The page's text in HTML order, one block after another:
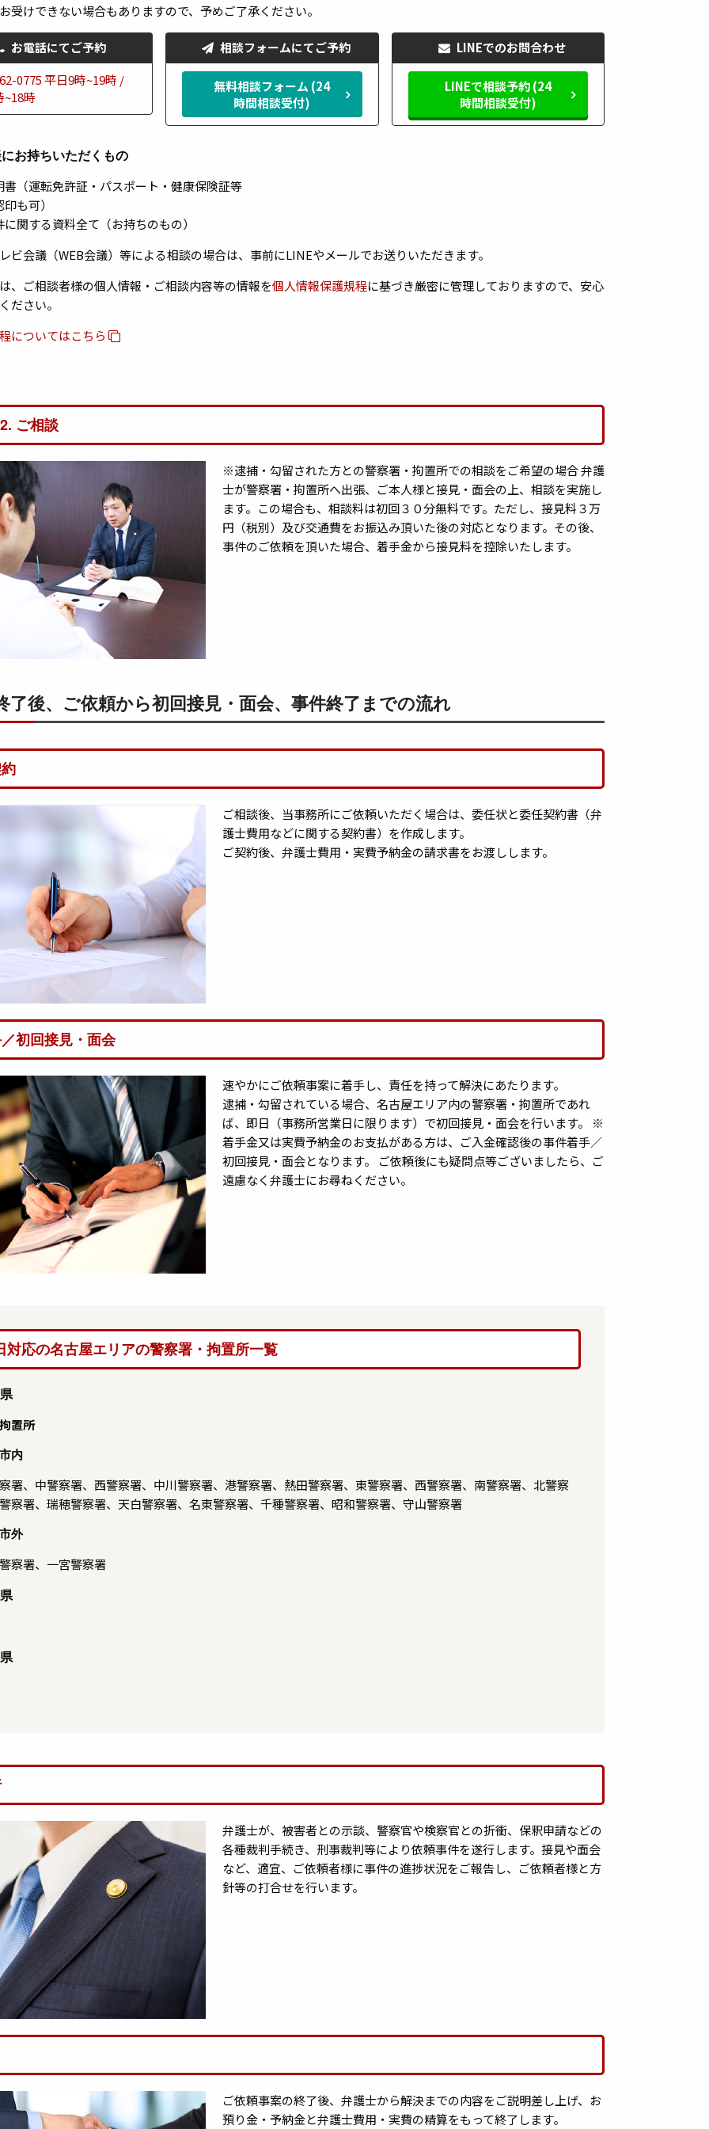
受けできない場合もありますので、予めご了承ください。
お電話にてご予約 相談フォームにてご予約
無料相談フォーム (24
時間相談受付)
LINEでのお問合わせ
LINEで相談予約 (24
時間相談受付)
お持ちいただくもの
書（運転免許証・パスポート・健康保険証等
も可）
関する資料全て（お持ちのもの）
ビ会議（WEB会議）等による相談の場合は、事前にLINEやメールでお送りいただきます。
、ご相談者様の個人情報・ご相談内容等の情報を個人情報保護規程に基づき厳密に管理しておりますので、安心
ださい。
についてはこちら
ご相談
※逮捕・勾留された方との警察署・拘置所での相談をご希望の場合 弁護
士が警察署・拘置所へ出張、ご本人様と接見・面会の上、相談を実施し
ます。この場合も、相談料は初回３０分無料です。ただし、接見料３万
円（税別）及び交通費をお振込み頂いた後の対応となります。その後、
事件のご依頼を頂いた場合、着手金から接見料を控除いたします。
了後、ご依頼から初回接見・面会、事件終了までの流れ
ご相談後、当事務所にご依頼いただく場合は、委任状と委任契約書（弁
護士費用などに関する契約書）を作成します。
ご契約後、弁護士費用・実費予納金の請求書をお渡しします。
初回接見・面会
速やかにご依頼事案に着手し、責任を持って解決にあたります。
逮捕・勾留されている場合、名古屋エリア内の警察署・拘置所であれ
ば、即日（事務所営業日に限ります）で初回接見・面会を行います。 ※
着手金又は実費予納金のお支払がある方は、ご入金確認後の事件着手／
初回接見・面会となります。 ご依頼後にも疑問点等ございましたら、ご
遠慮なく弁護士にお尋ねください。
対応の名古屋エリアの警察署・拘置所一覧
置所
内
署、中警察署、西警察署、中川警察署、港警察署、熱田警察署、東警察署、西警察署、南警察署、北警察
察署、瑞穂警察署、天白警察署、名東警察署、千種警察署、昭和警察署、守山警察署
外
察署、一宮警察署
弁護士が、被害者との示談、警察官や検察官との折衝、保釈申請などの
各種裁判手続き、刑事裁判等により依頼事件を遂行します。接見や面会
など、適宜、ご依頼者様に事件の進捗状況をご報告し、ご依頼者様と方
針等の打合せを行います。
ご依頼事案の終了後、弁護士から解決までの内容をご説明差し上げ、お
預り金・予納金と弁護士費用・実費の精算をもって終了します。